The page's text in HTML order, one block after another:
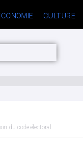
CULTURE
du code électoral.